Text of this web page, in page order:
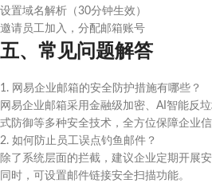
设置域名解析（30分钟生效）
邀请员工加入，分配邮箱账号
五、常见问题解答
1. 网易企业邮箱的安全防护措施有哪些？
网易企业邮箱采用金融级加密、AI智能反
式防御等多种安全技术，全方位保障企业信
2. 如何防止员工误点钓鱼邮件？
除了系统层面的拦截，建议企业定期开展
同时，可设置邮件链接安全扫描功能。